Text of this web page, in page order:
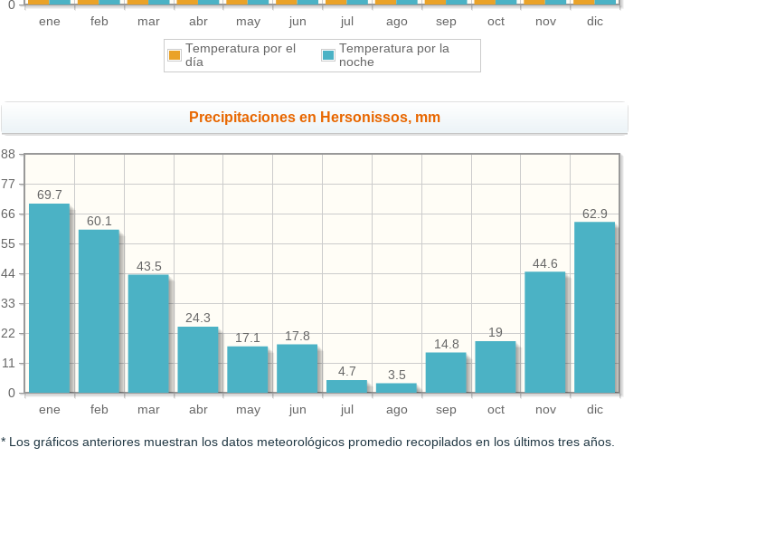
ene feb mar abr may jun jul ago sep oct nov dic
0
Temperatura por el
día
Temperatura por la
noche
Precipitaciones en Hersonissos, mm
ene feb mar abr may jun jul ago sep oct nov dic
0
11
22
33
44
55
66
77
88
62.9
44.6
19
14.8
3.5
4.7
17.8
17.1
24.3
43.5
60.1
69.7
* Los gráficos anteriores muestran los datos meteorológicos promedio recopilados en los últimos tres años.